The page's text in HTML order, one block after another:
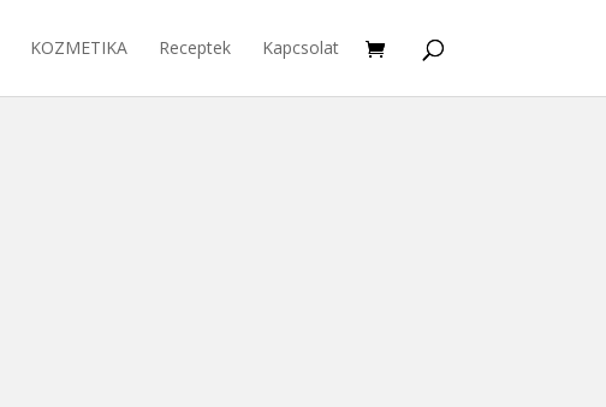
KOZMETIKA Receptek Kapcsolat